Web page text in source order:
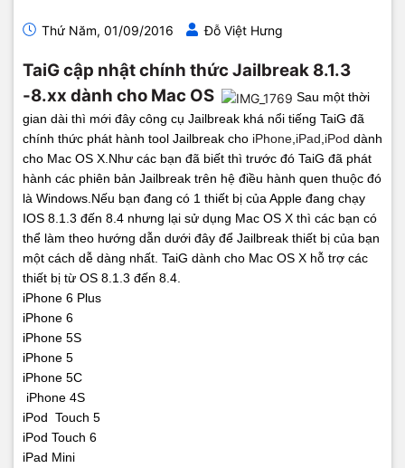
Thứ Năm, 01/09/2016 Đỗ Việt Hưng
TaiG cập nhật chính thức Jailbreak 8.1.3
-8.xx dành cho Mac OS
Sau một thời
gian dài thì mới đây công cụ Jailbreak khá nổi tiếng TaiG đã
chính thức phát hành tool Jailbreak cho iPhone iPad iPod dành
cho Mac OS X.Như các bạn đã biết thì trước đó TaiG đã phát
hành các phiên bản Jailbreak trên hệ điều hành quen thuộc đó
là Windows.Nếu bạn đang có 1 thiết bị của Apple đang chạy
IOS 8.1.3 đến 8.4 nhưng lại sử dụng Mac OS X thì các bạn có
thể làm theo hướng dẫn dưới đây để Jailbreak thiết bị của bạn
một cách dễ dàng nhất. TaiG dành cho Mac OS X hỗ trợ các
thiết bị từ OS 8.1.3 đến 8.4.
iPhone 6 Plus
iPhone 6
iPhone 5S
iPhone 5
iPhone 5C
iPhone 4S
iPod Touch 5
iPod Touch 6
iPad Mini